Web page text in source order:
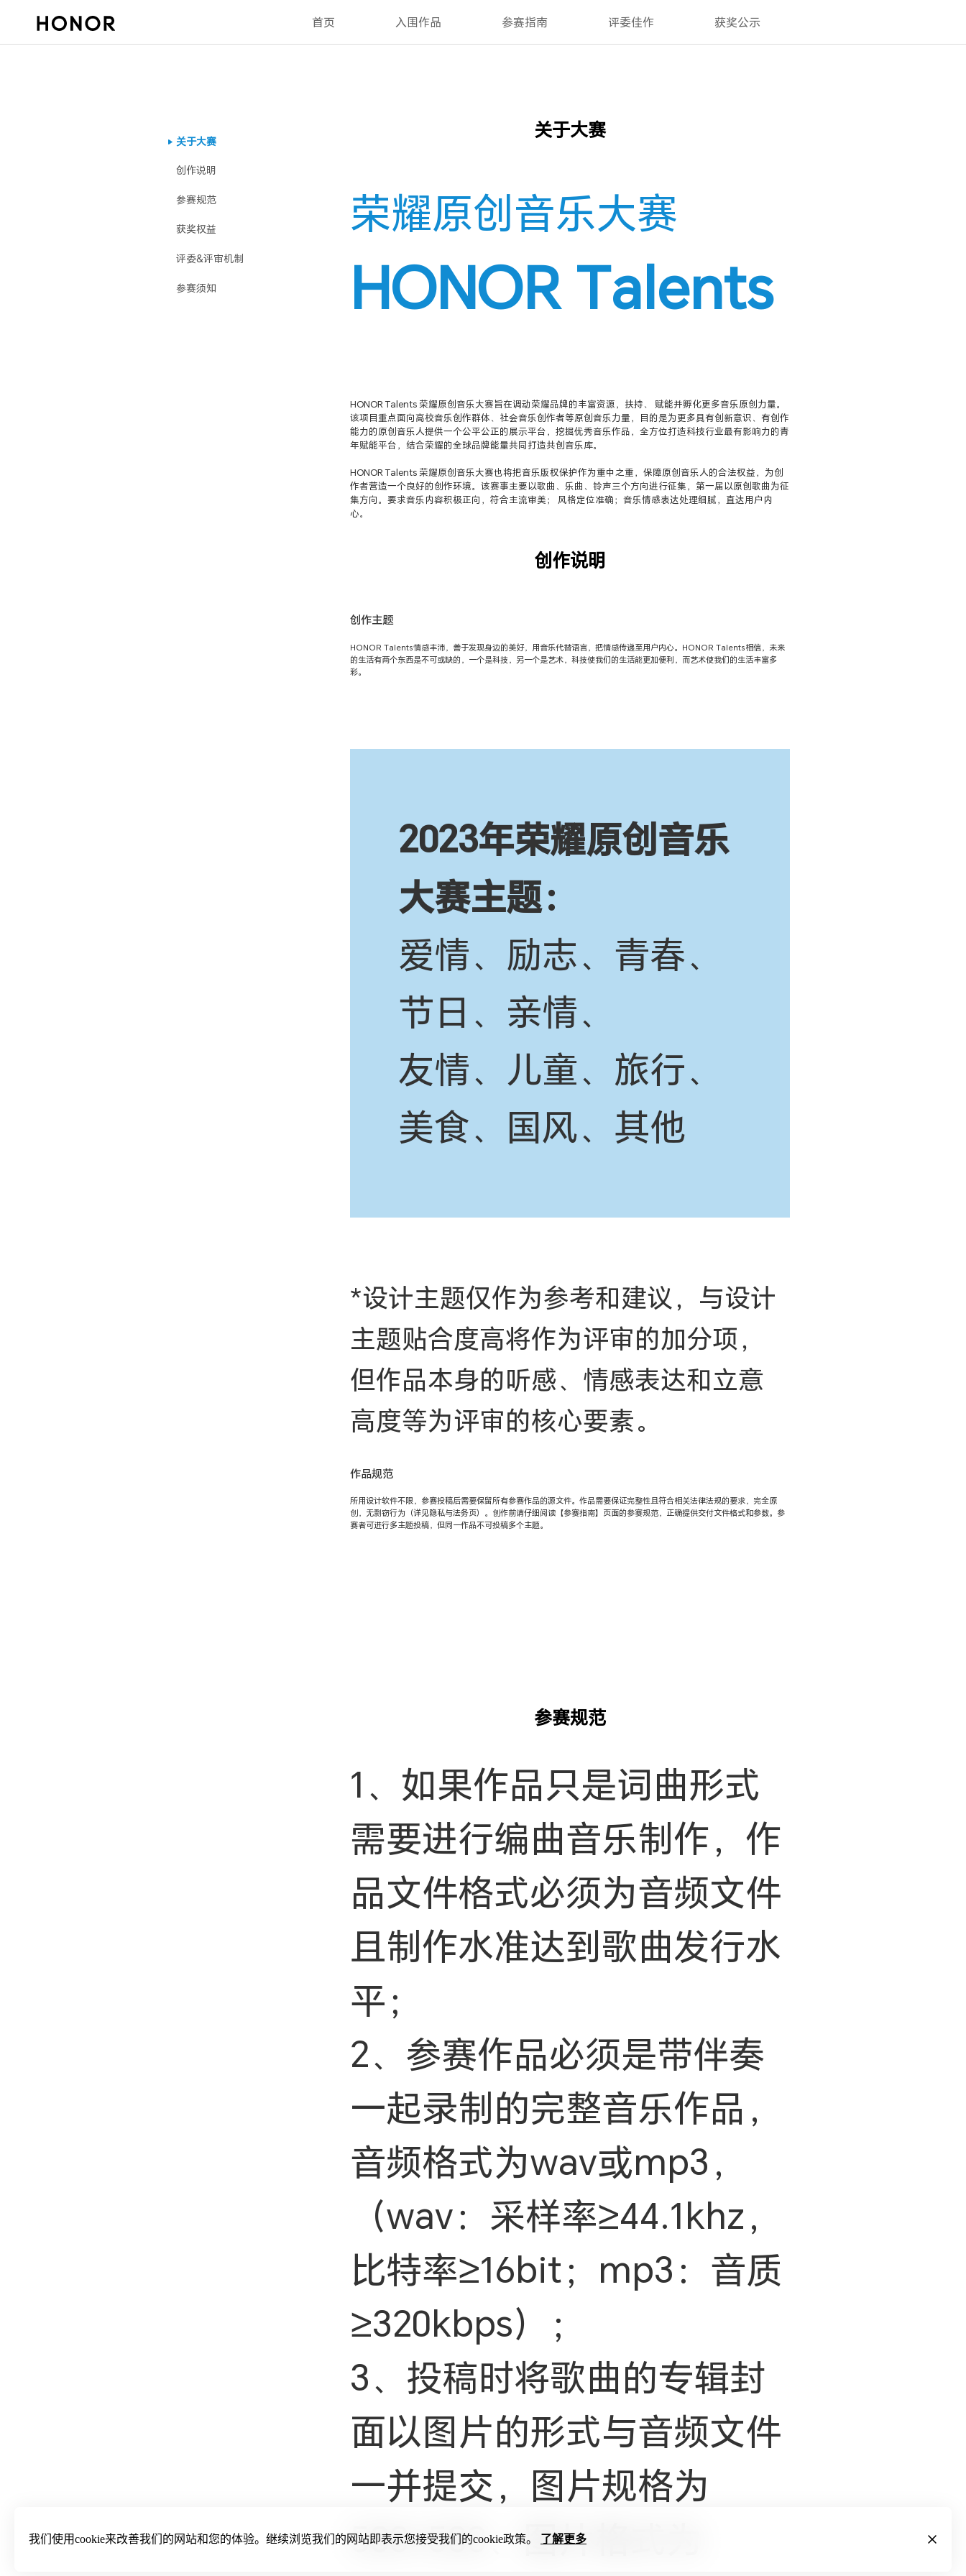
首页 入围作品 参赛指南 评委佳作 获奖公示
关于大赛
创作说明
参赛规范
获奖权益
评委&评审机制
参赛须知
关于大赛
荣耀原创音乐大赛
HONOR Talents
HONOR Talents 荣耀原创音乐大赛旨在调动荣耀品牌的丰富资源，扶持、 赋能并孵化更多音乐原创力量。
该项目重点面向高校音乐创作群体、社会音乐创作者等原创音乐力量，目的是为更多具有创新意识、有创作
能力的原创音乐人提供一个公平公正的展示平台，挖掘优秀音乐作品，全方位打造科技行业最有影响力的青
年赋能平台，结合荣耀的全球品牌能量共同打造共创音乐库。
HONOR Talents 荣耀原创音乐大赛也将把音乐版权保护作为重中之重，保障原创音乐人的合法权益，为创
作者营造一个良好的创作环境。该赛事主要以歌曲、乐曲、铃声三个方向进行征集，第一届以原创歌曲为征
集方向。要求音乐内容积极正向，符合主流审美； 风格定位准确；音乐情感表达处理细腻，直达用户内
心。
创作说明
创作主题
HONOR Talents情感丰沛，善于发现身边的美好，用音乐代替语言，把情感传递至用户内心。HONOR Talents相信，未来
的生活有两个东西是不可或缺的，一个是科技，另一个是艺术，科技使我们的生活能更加便利，而艺术使我们的生活丰富多
彩。
2023年荣耀原创音乐
大赛主题：
爱情、励志、青春、
节日、亲情、
友情、儿童、旅行、
美食、国风、其他
*设计主题仅作为参考和建议，与设计
主题贴合度高将作为评审的加分项，
但作品本身的听感、情感表达和立意
高度等为评审的核心要素。
作品规范
所用设计软件不限，参赛投稿后需要保留所有参赛作品的源文件。作品需要保证完整性且符合相关法律法规的要求，完全原
创，无剽窃行为（详见隐私与法务页）。创作前请仔细阅读【参赛指南】页面的参赛规范，正确提供交付文件格式和参数。参
赛者可进行多主题投稿，但同一作品不可投稿多个主题。
参赛规范
1、如果作品只是词曲形式
需要进行编曲音乐制作，作
品文件格式必须为音频文件
且制作水准达到歌曲发行水
平；
2、参赛作品必须是带伴奏
一起录制的完整音乐作品，
音频格式为wav或mp3，
（wav：采样率≥44.1khz，
比特率≥16bit；mp3：音质
≥320kbps）；
3、投稿时将歌曲的专辑封
面以图片的形式与音频文件
一并提交，图片规格为
500×500、图片格式为
我们使用cookie来改善我们的网站和您的体验。继续浏览我们的网站即表示您接受我们的cookie政策。 了解更多